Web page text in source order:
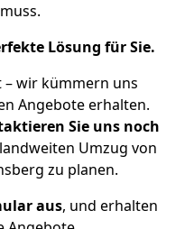
Lösung für Sie.
– wir kümmern uns
Angebote erhalten.
Sie uns noch
Umzug von
zu planen.
aus, und erhalten